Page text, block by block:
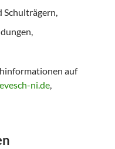
Schulträgern,
auf
ni.de,